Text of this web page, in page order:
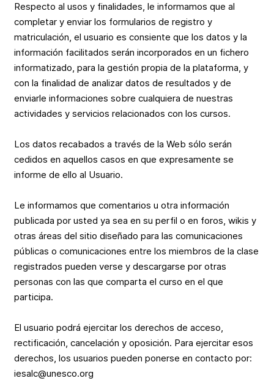
Respecto al usos y finalidades, le informamos que al
completar y enviar los formularios de registro y
matriculación, el usuario es consiente que los datos y la
información facilitados serán incorporados en un fichero
informatizado, para la gestión propia de la plataforma, y
con la finalidad de analizar datos de resultados y de
enviarle informaciones sobre cualquiera de nuestras
actividades y servicios relacionados con los cursos.
Los datos recabados a través de la Web sólo serán
cedidos en aquellos casos en que expresamente se
informe de ello al Usuario.
Le informamos que comentarios u otra información
publicada por usted ya sea en su perfil o en foros, wikis y
otras áreas del sitio diseñado para las comunicaciones
públicas o comunicaciones entre los miembros de la clase
registrados pueden verse y descargarse por otras
personas con las que comparta el curso en el que
participa.
El usuario podrá ejercitar los derechos de acceso,
rectificación, cancelación y oposición. Para ejercitar esos
derechos, los usuarios pueden ponerse en contacto por:
iesalc@unesco.org